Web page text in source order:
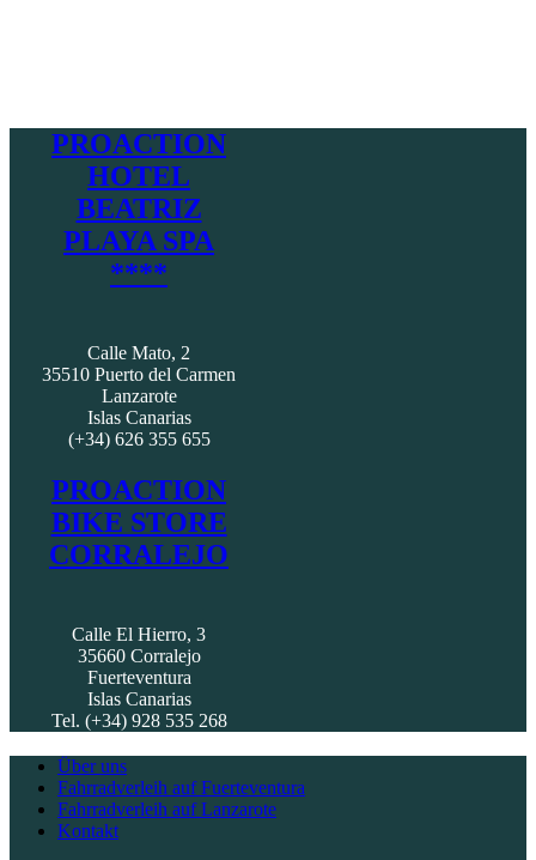
PROACTION
HOTEL
BEATRIZ
PLAYA SPA
****
Calle Mato, 2
35510 Puerto del Carmen
Lanzarote
Islas Canarias
(+34) 626 355 655
PROACTION
BIKE STORE
CORRALEJO
Calle El Hierro, 3
35660 Corralejo
Fuerteventura
Islas Canarias
Tel. (+34) 928 535 268
Über uns
Fahrradverleih auf Fuerteventura
Fahrradverleih auf Lanzarote
Kontakt